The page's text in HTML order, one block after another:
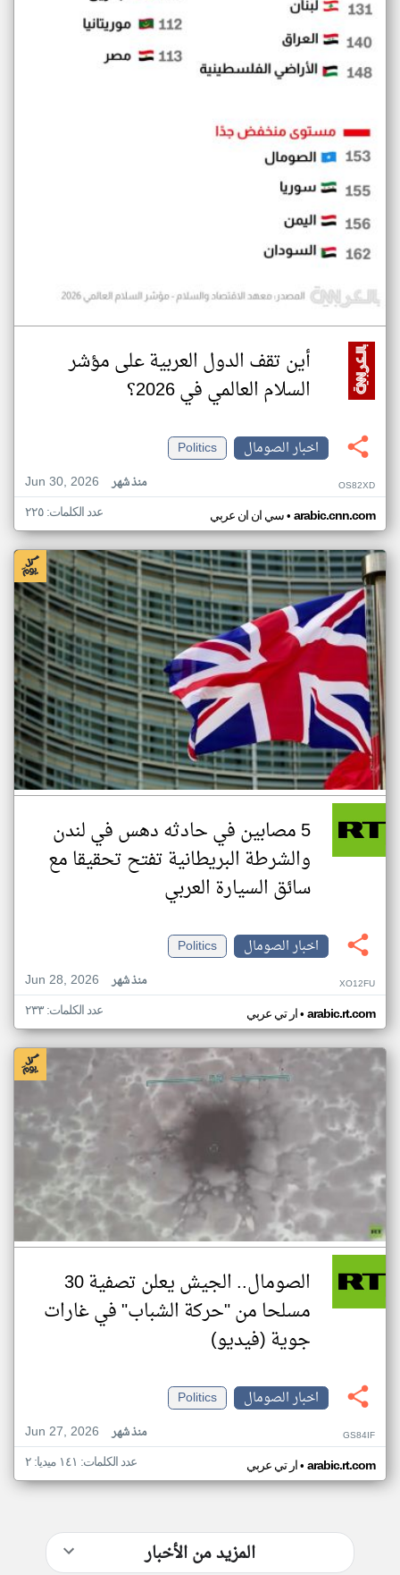
أين تقف الدول العربية على مؤشر
السلام العالمي في 2026؟
اخبار الصومال
Politics
Jun 30, 2026
منذ شهر OS82XD
سي ان ان عربي• arabic.cnn.com عدد الكلمات: ٢٢٥
5 مصابين في حادثه دهس في لندن
والشرطة البريطانية تفتح تحقيقا مع
سائق السيارة العربي
اخبار الصومال
Politics
Jun 28, 2026
منذ شهر XO12FU
ار تي عربي• arabic.rt.com عدد الكلمات: ٢٣٣
الصومال.. الجيش يعلن تصفية 30
مسلحا من "حركة الشباب" في غارات
جوية (فيديو)
اخبار الصومال
Politics
Jun 27, 2026
منذ شهر GS84IF
ار تي عربي• arabic.rt.com عدد الكلمات: ١٤١ ميديا: ٢
المزيد من الأخبار